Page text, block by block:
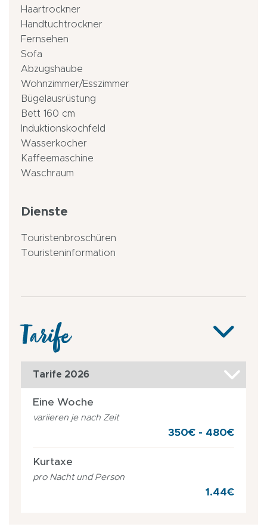
Haartrockner
Handtuchtrockner
Fernsehen
Sofa
Abzugshaube
Wohnzimmer/Esszimmer
Bügelausrüstung
Bett 160 cm
Induktionskochfeld
Wasserkocher
Kaffeemaschine
Waschraum
Dienste
Touristenbroschüren
Touristeninformation
Tarife
Tarife 2026
Eine Woche
variieren je nach Zeit
350€ - 480€
Kurtaxe
pro Nacht und Person
1.44€